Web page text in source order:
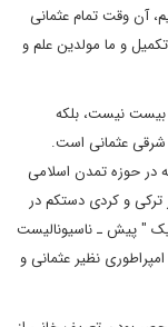
آن وقت تمام عثمانی
و ما مولدین علم و
بیست نیست، بلکه
شرقی عثمانی است.
حوزه تمدن اسلامی
ترکی و کردی دستکم در
" پیش ـ ناسیونالیست
نظیر عثمانی و